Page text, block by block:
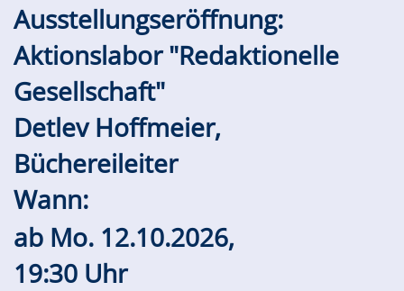
Ausstellungseröffnung:
Aktionslabor "Redaktionelle
Gesellschaft"
Detlev Hoffmeier,
Büchereileiter
Wann:
ab Mo. 12.10.2026,
19:30 Uhr